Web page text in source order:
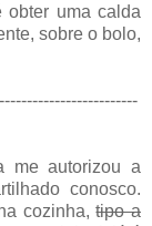
obter uma calda
sobre o bolo,
me autorizou a
conosco.
cozinha,tipo a